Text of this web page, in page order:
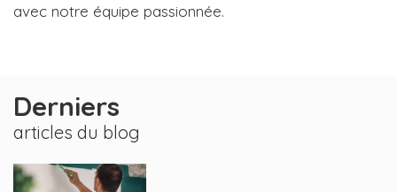
avec notre équipe passionnée.
Derniers
articles du blog